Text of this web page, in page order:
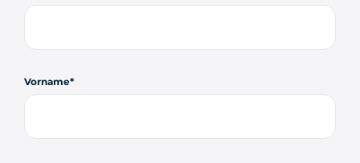
Vorname